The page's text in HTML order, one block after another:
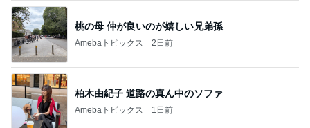
桃の母 仲が良いのが嬉しい兄弟孫
Amebaトピックス 2日前
柏木由紀子 道路の真ん中のソファ
Amebaトピックス 1日前